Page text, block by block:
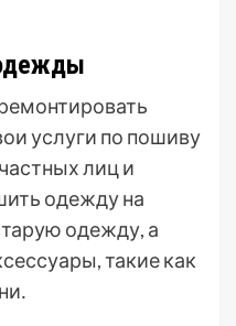
услуги по пошиву
лиц и
одежду на
одежду, а
такие как